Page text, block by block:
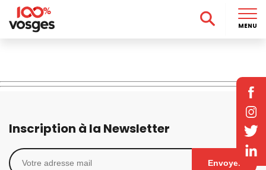
Inscription à la Newsletter
Envoyer
MENU